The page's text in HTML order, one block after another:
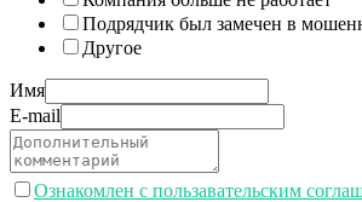
Подрядчик был замечен в
Другое
Имя
E-mail
Ознакомлен с пользавательским